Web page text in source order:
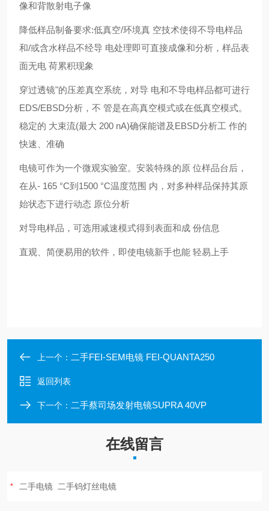
像和背散射电子像
降低样品制备要求:低真空/环境真 空技术使得不导电样品
和/或含水样品不经导 电处理即可直接成像和分析，样品表
面无电 荷累积现象
穿过透镜"的压差真空系统，对导 电和不导电样品都可进行
EDS/EBSD分析，不 管是在高真空模式或在低真空模式。
稳定的 大束流(最大 200 nA)确保能谱及EBSD分析工 作的
快速、准确
电镜可作为一个微观实验室。安装特殊的原 位样品台后，
在从- 165 °C到1500 °C温度范围 内，对多种样品保持其原
始状态下进行动态 原位分析
对导电样品，可选用减速模式得到表面和成 份信息
直观、简便易用的软件，即使电镜新手也能 轻易上手
上一个： 二手FEI-SEM电镜 FEI-QUANTA250
返回列表
下一个： 二手蔡司场发射电镜SUPRA 40VP
在线留言